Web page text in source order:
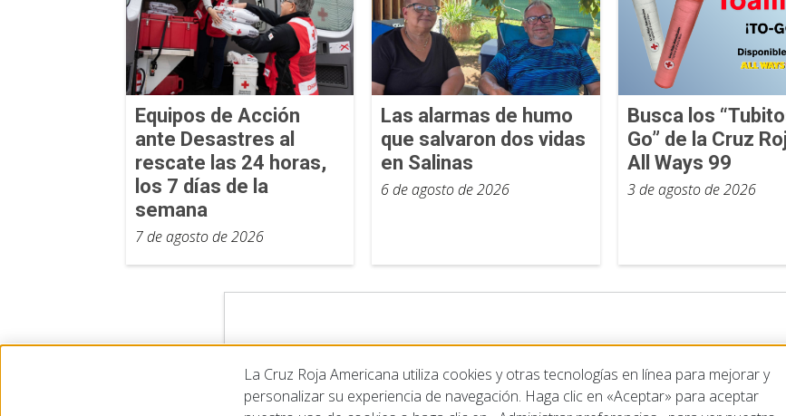
Equipos de Acción
ante Desastres al
rescate las 24 horas,
los 7 días de la
semana
7 de agosto de 2026
Las alarmas de humo
que salvaron dos vidas
en Salinas
6 de agosto de 2026
Busca los
Go” de la Cruz
All Ways 99
3 de agosto de 2026
La Cruz Roja Americana utiliza cookies y otras tecnologías en línea para mejorar y
personalizar su experiencia de navegación. Haga clic en «Aceptar» para aceptar